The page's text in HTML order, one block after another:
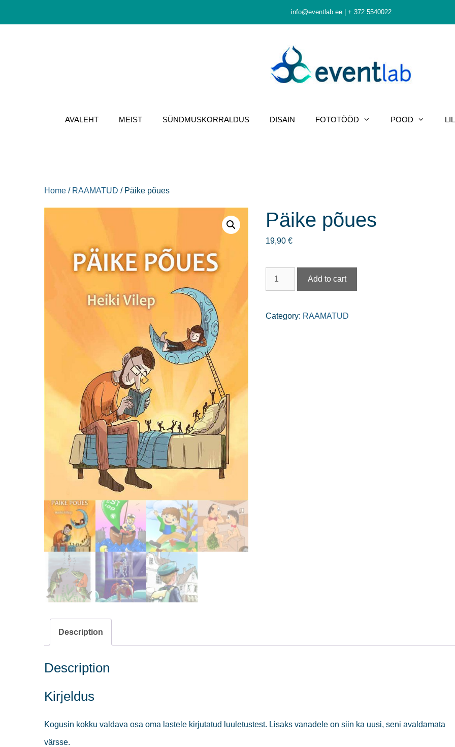
to
info@eventlab.ee + 372 5540022
AVALEHT MEIST SÜNDMUSKORRALDUS DISAIN FOTOTÖÖD POOD
Home / RAAMATUD / Päike põues
Päike põues
19,90 €
Päike
põues
quantity
Add to cart
Category: RAAMATUD
Description
Description
Kirjeldus
Kogusin kokku valdava osa oma lastele kirjutatud luuletustest. Lisaks vanadele on siin ka uusi, seni avaldamata
värsse.